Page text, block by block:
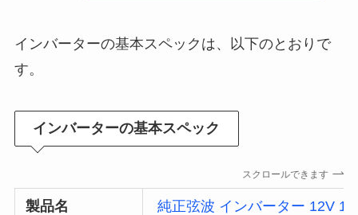
インバーターの基本スペックは、以下のとおりで
す。
インバーターの基本スペック
スクロールできます
製品名 純正弦波 インバーター 12V